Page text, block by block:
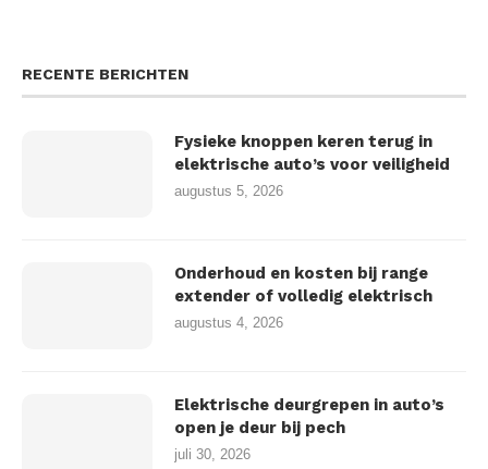
RECENTE BERICHTEN
Fysieke knoppen keren terug in
elektrische auto’s voor veiligheid
augustus 5, 2026
Onderhoud en kosten bij range
extender of volledig elektrisch
augustus 4, 2026
Elektrische deurgrepen in auto’s
open je deur bij pech
juli 30, 2026